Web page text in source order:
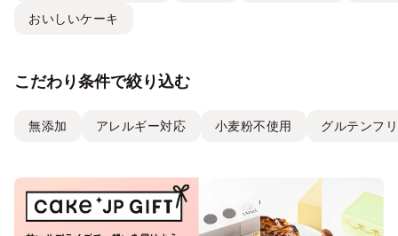
おいしいケーキ
こだわり条件で絞り込む
無添加 アレルギー対応 小麦粉不使用 グルテンフ